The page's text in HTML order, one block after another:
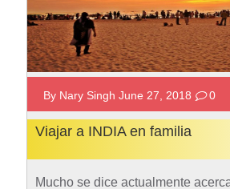
By Nary Singh June 27, 2018 0
Viajar a INDIA en familia
Mucho se dice actualmente